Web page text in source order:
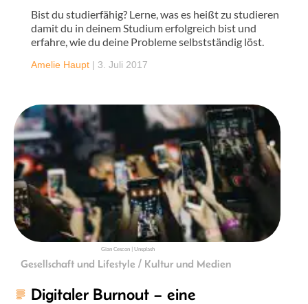
Bist du studierfähig? Lerne, was es heißt zu studieren
damit du in deinem Studium erfolgreich bist und
erfahre, wie du deine Probleme selbstständig löst.
Amelie Haupt | 3. Juli 2017
Gian Cescon | Unsplash
Gesellschaft und Lifestyle / Kultur und Medien
Digitaler Burnout – eine